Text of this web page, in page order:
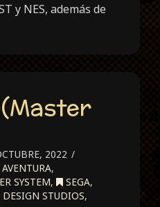
y NES, además de
2022
AVENTURA,
SYSTEM, SEGA,
DESIGN STUDIOS,